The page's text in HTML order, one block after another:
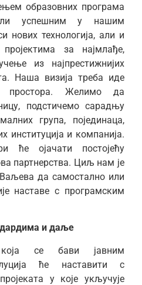
образовних програма
успешним у нашим
нових технологија, али и
за најмлађе,
из најпрестижнијих
Наша визија треба иде
Желимо да
подстичемо сарадњу
група, појединаца,
институција и компанија.
ће ојачати постојећу
партнерства. Циљ нам је
да самостално или
наставе с програмским
и даље
која се бави јавним
ће наставити с
у које укључује